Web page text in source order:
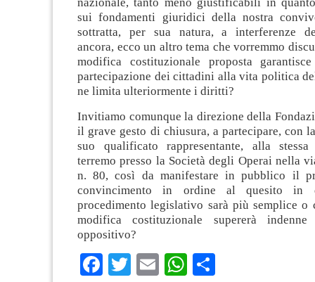
sui fondamenti giuridici della nostra
sottratta, per sua natura, a interferenze
ancora, ecco un altro tema che vorremmo
modifica costituzionale proposta
partecipazione dei cittadini alla vita politica
ne limita ulteriormente i diritti?
Invitiamo comunque la direzione della
il grave gesto di chiusura, a partecipare, con
suo qualificato rappresentante, alla
terremo presso la Società degli Operai nella
n. 80, così da manifestare in pubblico il
convincimento in ordine al quesito in
procedimento legislativo sarà più semplice o
modifica costituzionale supererà
oppositivo?
Facebook
TwitterEmailWhatsApp